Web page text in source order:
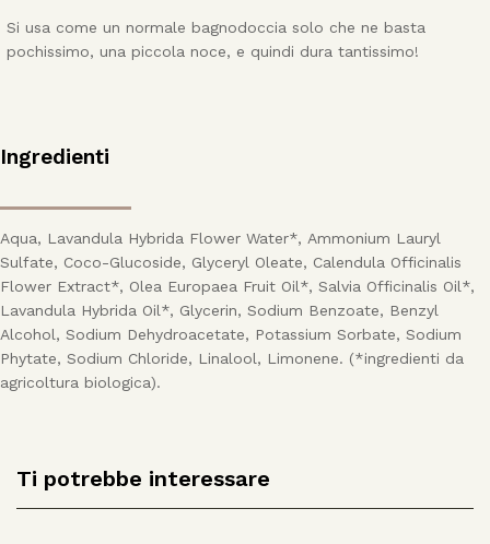
Si usa come un normale bagnodoccia solo che ne basta
pochissimo, una piccola noce, e quindi dura tantissimo!
Ingredienti
Aqua, Lavandula Hybrida Flower Water*, Ammonium Lauryl
Sulfate, Coco-Glucoside, Glyceryl Oleate, Calendula Officinalis
Flower Extract*, Olea Europaea Fruit Oil*, Salvia Officinalis Oil*,
Lavandula Hybrida Oil*, Glycerin, Sodium Benzoate, Benzyl
Alcohol, Sodium Dehydroacetate, Potassium Sorbate, Sodium
Phytate, Sodium Chloride, Linalool, Limonene. (*ingredienti da
agricoltura biologica).
Ti potrebbe interessare